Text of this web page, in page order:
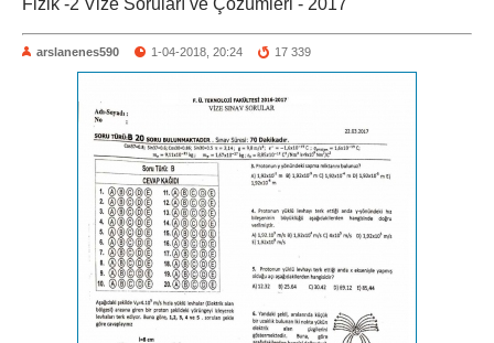
arslanenes590 1-04-2018, 20:24 17 339